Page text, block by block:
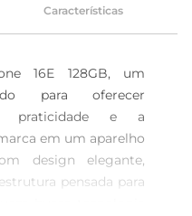
Características
16E 128GB, um
para oferecer
praticidade e a
em um aparelho
design elegante,
pensada para